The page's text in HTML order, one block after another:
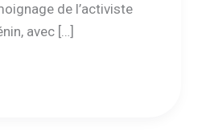
de l’activiste
avec […]